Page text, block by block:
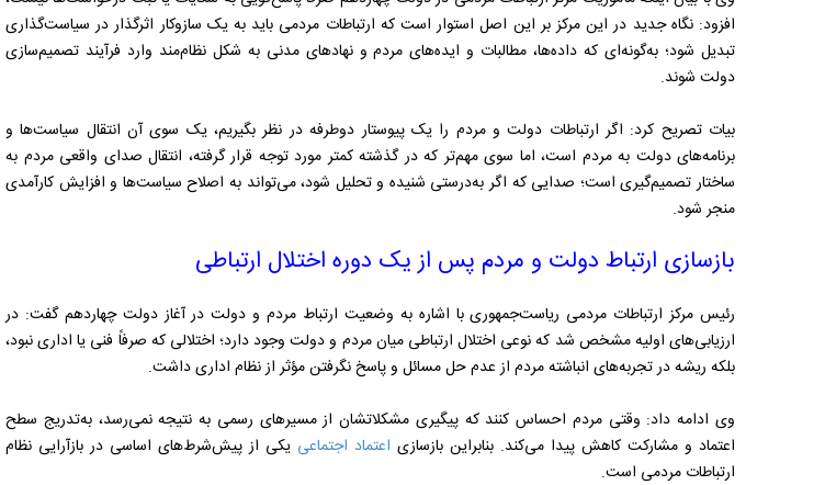
افزود: نگاه جدید در این مرکز بر این اصل استوار است که ارتباطات مردمی باید به یک سازوکار اثرگذار در سیاست‌گذاری
تبدیل شود؛ به‌گونه‌ای که داده‌ها، مطالبات و ایده‌های مردم و نهادهای مدنی به شکل نظام‌مند وارد فرآیند تصمیم‌سازی
دولت شوند.
بیات تصریح کرد: اگر ارتباطات دولت و مردم را یک پیوستار دوطرفه در نظر بگیریم، یک سوی آن انتقال سیاست‌ها و
برنامه‌های دولت به مردم است، اما سوی مهم‌تر که در گذشته کمتر مورد توجه قرار گرفته، انتقال صدای واقعی مردم به
ساختار تصمیم‌گیری است؛ صدایی که اگر به‌درستی شنیده و تحلیل شود، می‌تواند به اصلاح سیاست‌ها و افزایش کارآمدی
منجر شود.
بازسازی ارتباط دولت و مردم پس از یک دوره اختلال ارتباطی
رئیس مرکز ارتباطات مردمی ریاست‌جمهوری با اشاره به وضعیت ارتباط مردم و دولت در آغاز دولت چهاردهم گفت: در
ارزیابی‌های اولیه مشخص شد که نوعی اختلال ارتباطی میان مردم و دولت وجود دارد؛ اختلالی که صرفاً فنی یا اداری نبود،
بلکه ریشه در تجربه‌های انباشته مردم از عدم حل مسائل و پاسخ نگرفتن مؤثر از نظام اداری داشت.
وی ادامه داد: وقتی مردم احساس کنند که پیگیری مشکلاتشان از مسیرهای رسمی به نتیجه نمی‌رسد، به‌تدریج سطح
اعتماد و مشارکت کاهش پیدا می‌کند. بنابراین بازسازی اعتماد اجتماعی یکی از پیش‌شرط‌های اساسی در بازآرایی نظام
ارتباطات مردمی است.